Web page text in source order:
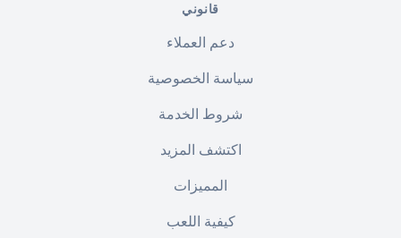
قانوني
دعم العملاء
سياسة الخصوصية
شروط الخدمة
اكتشف المزيد
المميزات
كيفية اللعب